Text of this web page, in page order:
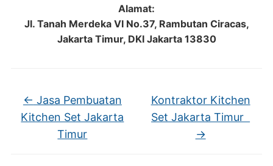
Alamat:
Jl. Tanah Merdeka VI No.37, Rambutan Ciracas,
Jakarta Timur, DKI Jakarta 13830
← Jasa Pembuatan
Kitchen Set Jakarta
Timur
Kontraktor Kitchen
Set Jakarta Timur
→